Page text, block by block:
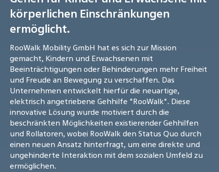
körperlichen Einschränkungen
ermöglicht.
RooWalk Mobility GmbH hat es sich zur Mission
gemacht, Kindern und Erwachsenen mit
Beeinträchtigungen oder Behinderungen mehr Freiheit
und Freude an Bewegung zu verschaffen. Das
Unternehmen entwickelt hierfür die neuartige,
elektrisch angetriebene Gehhilfe "RooWalk". Diese
innovative Lösung wurde motiviert durch die
beschränkten Möglichkeiten existierender Gehhilfen
und Rollatoren, wobei RooWalk den Status Quo durch
einen neuen Ansatz hinterfragt, um eine direkte und
ungehinderte Interaktion mit dem sozialen Umfeld zu
ermöglichen.